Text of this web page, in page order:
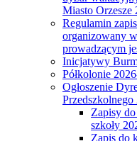
Miasto Orzesze
Regulamin
organizowany
prowadzącym
Inicjatywy
Półkolonie
Ogłoszenie
Zapisy
szkoły
Zapis do